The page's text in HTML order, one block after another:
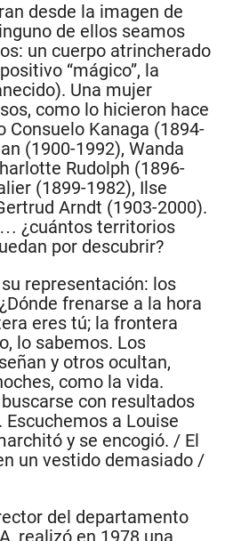
desde la imagen de
de ellos seamos
un cuerpo atrincherado
“mágico”, la
Una mujer
como lo hicieron hace
Consuelo Kanaga (1894-
(1900-1992), Wanda
Rudolph (1896-
(1899-1982), Ilse
Arndt (1903-2000).
¿cuántos territorios
por descubrir?
representación: los
frenarse a la hora
eres tú; la frontera
lo sabemos. Los
y otros ocultan,
como la vida.
con resultados
a Louise
y se encogió. / El
un vestido demasiado /
del departamento